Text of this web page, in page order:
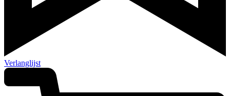
Verlanglijst